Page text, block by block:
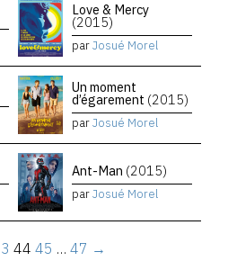
Love & Mercy
(2015)
parJosué Morel
Un moment
d’égarement (2015)
parJosué Morel
Ant-Man (2015)
parJosué Morel
44 45 … 47 →